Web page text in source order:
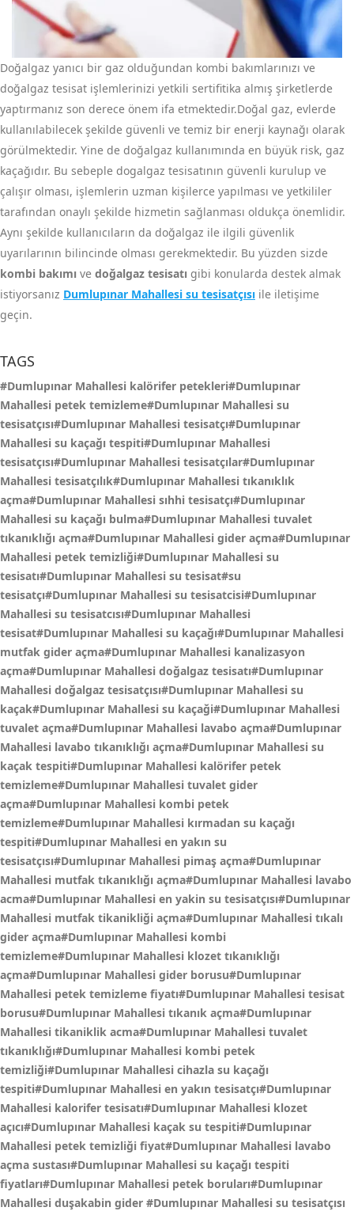
Doğalgaz yanıcı bir gaz olduğundan kombi bakımlarınızı ve
doğalgaz tesisat işlemlerinizi yetkili sertifitika almış şirketlerde
yaptırmanız son derece önem ifa etmektedir.Doğal gaz, evlerde
kullanılabilecek şekilde güvenli ve temiz bir enerji kaynağı olarak
görülmektedir. Yine de doğalgaz kullanımında en büyük risk, gaz
kaçağıdır. Bu sebeple dogalgaz tesisatının güvenli kurulup ve
çalışır olması, işlemlerin uzman kişilerce yapılması ve yetkililer
tarafından onaylı şekilde hizmetin sağlanması oldukça önemlidir.
Aynı şekilde kullanıcıların da doğalgaz ile ilgili güvenlik
uyarılarının bilincinde olması gerekmektedir. Bu yüzden sizde
kombi bakımı ve doğalgaz tesisatı gibi konularda destek almak
istiyorsanız Dumlupınar Mahallesi su tesisatçısı ile iletişime
geçin.
TAGS
#Dumlupınar Mahallesi kalörifer petekleri#Dumlupınar
Mahallesi petek temizleme#Dumlupınar Mahallesi su
tesisatçısı#Dumlupınar Mahallesi tesisatçı#Dumlupınar
Mahallesi su kaçağı tespiti#Dumlupınar Mahallesi
tesisatçısı#Dumlupınar Mahallesi tesisatçılar#Dumlupınar
Mahallesi tesisatçılık#Dumlupınar Mahallesi tıkanıklık
açma#Dumlupınar Mahallesi sıhhi tesisatçı#Dumlupınar
Mahallesi su kaçağı bulma#Dumlupınar Mahallesi tuvalet
tıkanıklığı açma#Dumlupınar Mahallesi gider açma#Dumlupınar
Mahallesi petek temizliği#Dumlupınar Mahallesi su
tesisatı#Dumlupınar Mahallesi su tesisat#su
tesisatçı#Dumlupınar Mahallesi su tesisatcisi#Dumlupınar
Mahallesi su tesisatcısı#Dumlupınar Mahallesi
tesisat#Dumlupınar Mahallesi su kaçağı#Dumlupınar Mahallesi
mutfak gider açma#Dumlupınar Mahallesi kanalizasyon
açma#Dumlupınar Mahallesi doğalgaz tesisatı#Dumlupınar
Mahallesi doğalgaz tesisatçısı#Dumlupınar Mahallesi su
kaçak#Dumlupınar Mahallesi su kaçaği#Dumlupınar Mahallesi
tuvalet açma#Dumlupınar Mahallesi lavabo açma#Dumlupınar
Mahallesi lavabo tıkanıklığı açma#Dumlupınar Mahallesi su
kaçak tespiti#Dumlupınar Mahallesi kalörifer petek
temizleme#Dumlupınar Mahallesi tuvalet gider
açma#Dumlupınar Mahallesi kombi petek
temizleme#Dumlupınar Mahallesi kırmadan su kaçağı
tespiti#Dumlupınar Mahallesi en yakın su
tesisatçısı#Dumlupınar Mahallesi pimaş açma#Dumlupınar
Mahallesi mutfak tıkanıklığı açma#Dumlupınar Mahallesi lavabo
acma#Dumlupınar Mahallesi en yakin su tesisatçısı#Dumlupınar
Mahallesi mutfak tikanikliği açma#Dumlupınar Mahallesi tıkalı
gider açma#Dumlupınar Mahallesi kombi
temizleme#Dumlupınar Mahallesi klozet tıkanıklığı
açma#Dumlupınar Mahallesi gider borusu#Dumlupınar
Mahallesi petek temizleme fiyatı#Dumlupınar Mahallesi tesisat
borusu#Dumlupınar Mahallesi tıkanık açma#Dumlupınar
Mahallesi tikaniklik acma#Dumlupınar Mahallesi tuvalet
tıkanıklığı#Dumlupınar Mahallesi kombi petek
temizliği#Dumlupınar Mahallesi cihazla su kaçağı
tespiti#Dumlupınar Mahallesi en yakın tesisatçı#Dumlupınar
Mahallesi kalorifer tesisatı#Dumlupınar Mahallesi klozet
açıcı#Dumlupınar Mahallesi kaçak su tespiti#Dumlupınar
Mahallesi petek temizliği fiyat#Dumlupınar Mahallesi lavabo
açma sustası#Dumlupınar Mahallesi su kaçağı tespiti
fiyatları#Dumlupınar Mahallesi petek boruları#Dumlupınar
Mahallesi duşakabin gider #Dumlupınar Mahallesi su tesisatçısı